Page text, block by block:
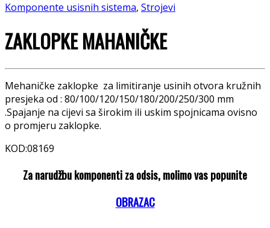
Komponente usisnih sistema, Strojevi
ZAKLOPKE MAHANIČKE
Mehaničke zaklopke za limitiranje usinih otvora kružnih
presjeka od : 80/100/120/150/180/200/250/300 mm
.Spajanje na cijevi sa širokim ili uskim spojnicama ovisno
o promjeru zaklopke.
KOD:08169
Za narudžbu komponenti za odsis, molimo vas popunite
OBRAZAC